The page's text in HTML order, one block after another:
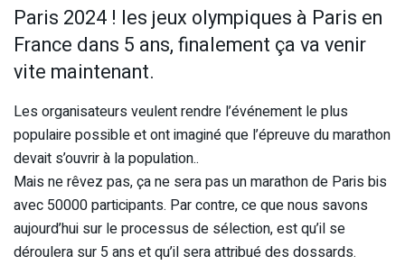
Paris 2024 ! les jeux olympiques à Paris en
France dans 5 ans, finalement ça va venir
vite maintenant.
Les organisateurs veulent rendre l’événement le plus
populaire possible et ont imaginé que l’épreuve du marathon
devait s’ouvrir à la population..
Mais ne rêvez pas, ça ne sera pas un marathon de Paris bis
avec 50000 participants. Par contre, ce que nous savons
aujourd’hui sur le processus de sélection, est qu’il se
déroulera sur 5 ans et qu’il sera attribué des dossards.